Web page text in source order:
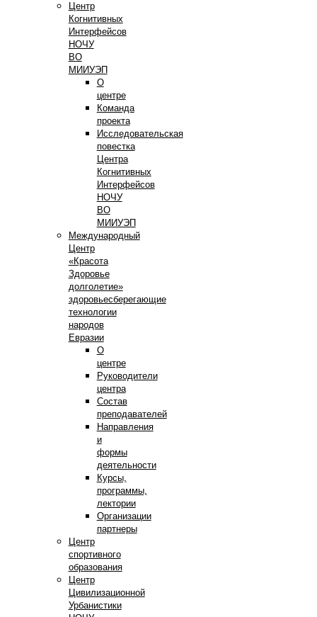
Центр
Когнитивных
Интерфейсов
НОЧУ
ВО
МИИУЭП
О
центре
Команда
проекта
Исследовательская
повестка
Центра
Когнитивных
Интерфейсов
НОЧУ
ВО
МИИУЭП
Международный
Центр
«Красота
Здоровье
долголетие»
здоровьесберегающие
технологии
народов
Евразии
О
центре
Руководители
центра
Состав
преподавателей
Направления
и
формы
деятельности
Курсы,
программы,
лектории
Организации
партнеры
Центр
спортивного
образования
Центр
Цивилизационной
Урбанистики